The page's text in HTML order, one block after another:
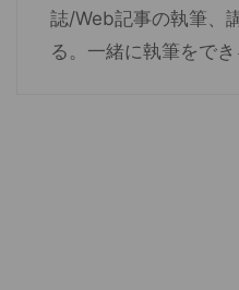
誌/Web記事の執筆、
る。一緒に執筆をで